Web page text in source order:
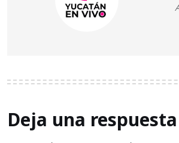
Deja una respuesta